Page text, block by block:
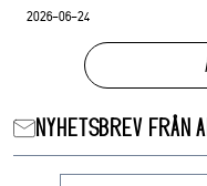
2026-06-24
NYHETSBREV FRÅN